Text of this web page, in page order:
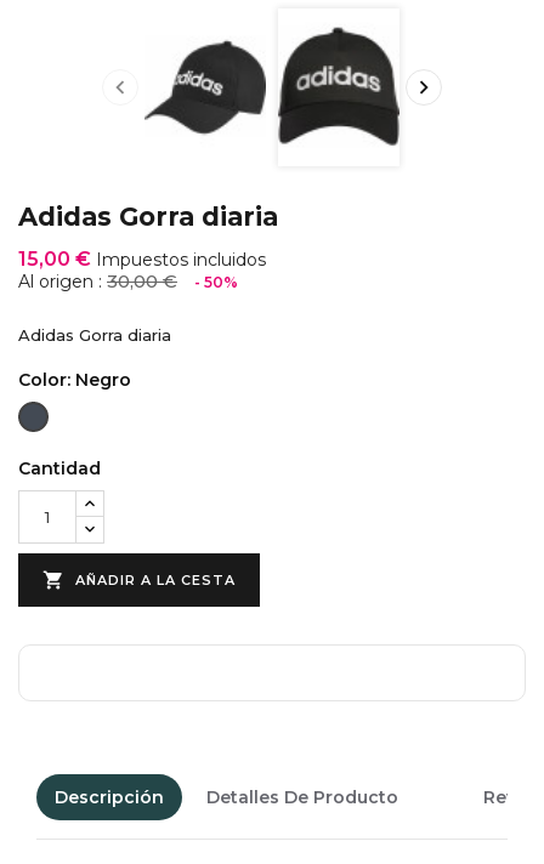
 
Adidas Gorra diaria
15,00 € Impuestos incluidos
Al origen : 30,00 € - 50%
Adidas Gorra diaria
Color: Negro
Negro
Cantidad
 AÑADIR A LA CESTA
Descripción Detalles De Producto